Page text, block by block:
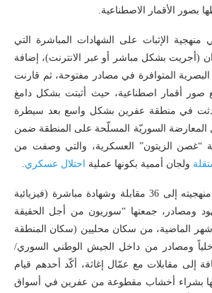
بصور الأقمار الاصطناعية.
الإثبات على الشهادات المباشرة التي
(أجريت بشكل مباشر أو عبر الانترنت)، إضافة
البصرية المتوافرة في مصادر مفتوحة، ثم قارنت
صور أقمار اصطناعية، حيث أثبتت بشكل دامغ
في منطقة عفرين بشكل واسع بعد سيطرة
المعارضة السوريّة المسلّحة على المنطقة ضمن
“غصن الزيتون” العسكرية، والتي وصفت من
ولجان أممية بكونها عملية احتلال عسكري
استند هذا التقرير في منهجيته إلى 36 مقابلة وشهادة مباشرة (فيزيائية
ومصادر، جمعتها “سوريون من أجل الحقيقة
الماضية، من سكان محليين (سكان المنطقة
ومصادر من داخل الجيش الوطني السوري/
إلى مقابلات مع عمّال إغاثة، أكّد أحدهم قيام
بشراء أخشاب مقطوعة من عفرين في أسواق